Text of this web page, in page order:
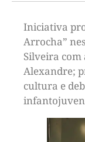
Iniciativa
Arrocha”
Silveira com
Alexandre;
cultura e